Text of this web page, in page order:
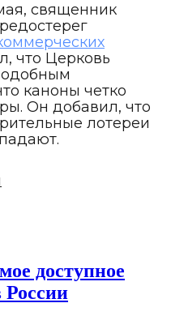
священник
что Церковь
каноны четко
Он добавил, что
лотереи
доступное